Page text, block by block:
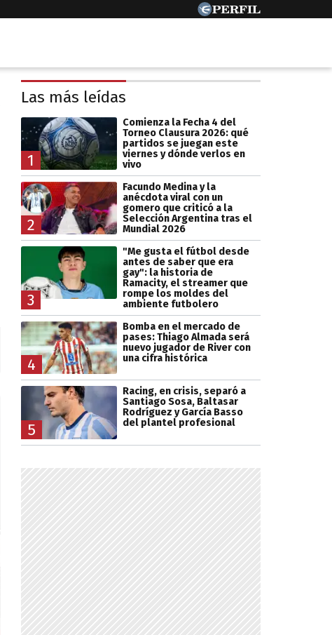
Las más leídas
1
Comienza la Fecha 4 del
Torneo Clausura 2026: qué
partidos se juegan este
viernes y dónde verlos en
vivo
2
Facundo Medina y la
anécdota viral con un
gomero que criticó a la
Selección Argentina tras el
Mundial 2026
3
"Me gusta el fútbol desde
antes de saber que era
gay": la historia de
Ramacity, el streamer que
rompe los moldes del
ambiente futbolero
4
Bomba en el mercado de
pases: Thiago Almada será
nuevo jugador de River con
una cifra histórica
5
Racing, en crisis, separó a
Santiago Sosa, Baltasar
Rodríguez y García Basso
del plantel profesional